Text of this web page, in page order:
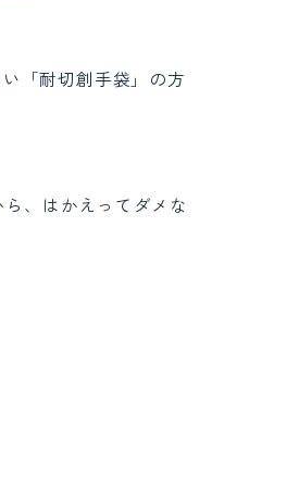
「耐切創手袋」の方
、はかえってダメな